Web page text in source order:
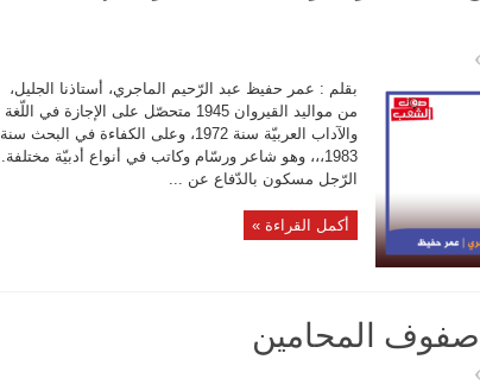
بقلم : عمر حفيظ عبد الرّحيم الماجري، أستاذنا الجليل،
من مواليد القيروان 1945 متحصّل على الإجازة في اللّغة
والآداب العربيّة سنة 1972، وعلى الكفاءة في البحث سنة
1983،،، وهو شاعر ورسّام وكاتب في أنواع أدبيّة مختلفة.
الرّجل مسكون بالدّفاع عن ...
أكمل القراءة »
المحامين